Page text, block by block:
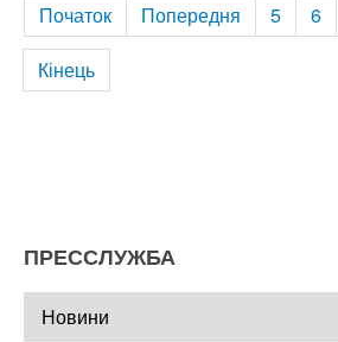
Початок Попередня 5 6
Кінець
ПРЕССЛУЖБА
Новини